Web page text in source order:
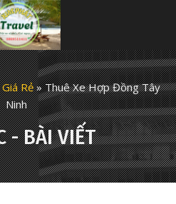
Rẻ»Thuê Xe Hợp Đồng Tây
Ninh
- BÀI VIẾT